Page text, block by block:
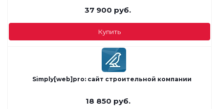
37 900 руб.
Купить
Simply[web]pro: сайт строительной компании
18 850 руб.